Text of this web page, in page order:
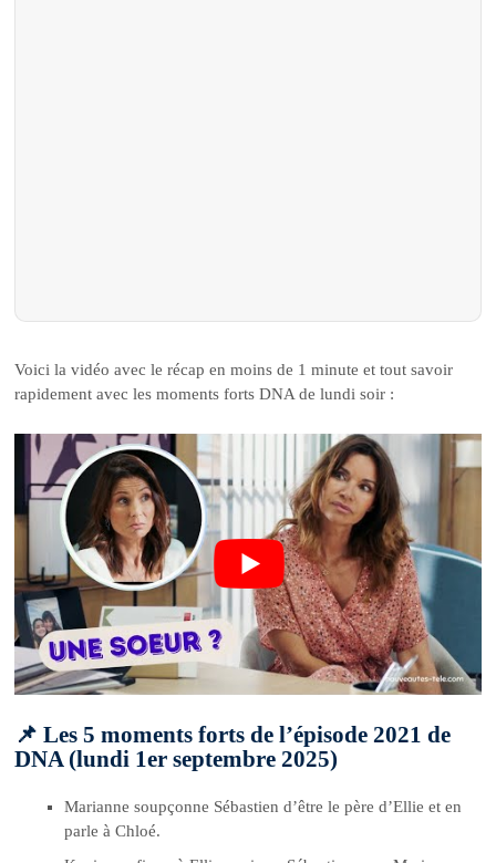
Voici la vidéo avec le récap en moins de 1 minute et tout savoir
rapidement avec les moments forts DNA de lundi soir :
📌 Les 5 moments forts de l’épisode 2021 de
DNA (lundi 1er septembre 2025)
Marianne soupçonne Sébastien d’être le père d’Ellie et en
parle à Chloé.